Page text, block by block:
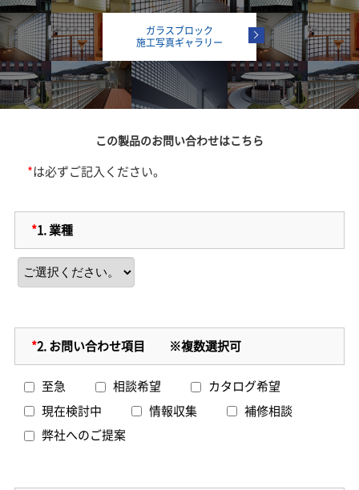
ガラスブロック
施工写真ギャラリー
この製品のお問い合わせはこちら
*は必ずご記入ください。
*1.業種
*2.お問い合わせ項目 ※複数選択可
至急 相談希望
カタログ希望
現在検討中
情報収集
補修相談
弊社へのご提案